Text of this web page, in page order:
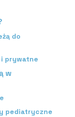
do
prywatne
w
pediatryczne